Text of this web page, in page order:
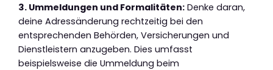
3. Ummeldungen und Formalitäten: Denke daran,
deine Adressänderung rechtzeitig bei den
entsprechenden Behörden, Versicherungen und
Dienstleistern anzugeben. Dies umfasst
beispielsweise die Ummeldung beim